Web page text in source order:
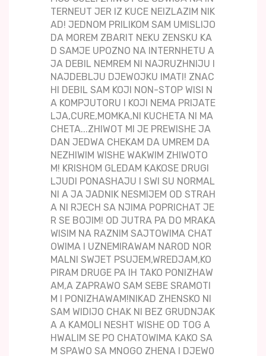
TERNEUT JER IZ KUCE NEIZLAZIM NIK
AD! JEDNOM PRILIKOM SAM UMISLIJO
DA MOREM ZBARIT NEKU ZENSKU KA
D SAMJE UPOZNO NA INTERNHETU A
JA DEBIL NEMREM NI NAJRUZHNIJU I
NAJDEBLJU DJEWOJKU IMATI! ZNAC
HI DEBIL SAM KOJI NON-STOP WISI N
A KOMPJUTORU I KOJI NEMA PRIJATE
LJA,CURE,MOMKA,NI KUCHETA NI MA
CHETA...ZHIWOT MI JE PREWISHE JA
DAN JEDWA CHEKAM DA UMREM DA
NEZHIWIM WISHE WAKWIM ZHIWOTO
M! KRISHOM GLEDAM KAKOSE DRUGI
LJUDI PONASHAJU I SWI SU NORMAL
NI A JA JADNIK NESMIJEM OD STRAH
A NI RJECH SA NJIMA POPRICHAT JE
R SE BOJIM! OD JUTRA PA DO MRAKA
WISIM NA RAZNIM SAJTOWIMA CHAT
OWIMA I UZNEMIRAWAM NAROD NOR
MALNI SWJET PSUJEM,WREDJAM,KO
PIRAM DRUGE PA IH TAKO PONIZHAW
AM,A ZAPRAWO SAM SEBE SRAMOTI
M I PONIZHAWAM!NIKAD ZHENSKO NI
SAM WIDIJO CHAK NI BEZ GRUDNJAK
A A KAMOLI NESHT WISHE OD TOG A
HWALIM SE PO CHATOWIMA KAKO SA
M SPAWO SA MNOGO ZHENA I DJEW0